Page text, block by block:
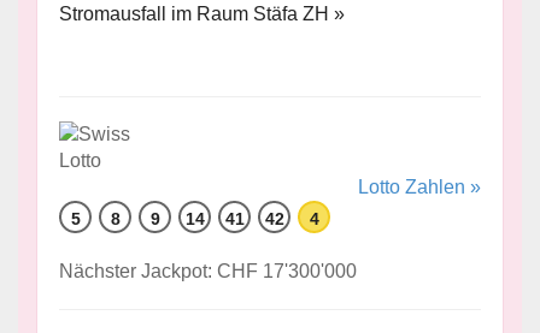
Stromausfall im Raum Stäfa ZH »
Lotto Zahlen »
5 8 9 14 41 42 4
Nächster Jackpot: CHF 17'300'000